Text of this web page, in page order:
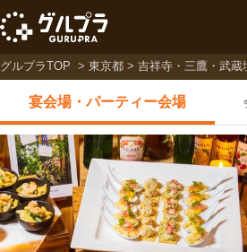
グルプラTOP 東京都 吉祥寺・三鷹・武蔵
宴会場・パーティー会場